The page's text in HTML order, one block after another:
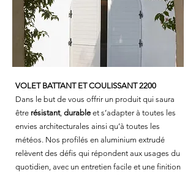
VOLET BATTANT ET COULISSANT 2200
Dans le but de vous offrir un produit qui saura
être résistant, durable et s’adapter à toutes les
envies architecturales ainsi qu’à toutes les
météos. Nos profilés en aluminium extrudé
relèvent des défis qui répondent aux usages du
quotidien, avec un entretien facile et une finition